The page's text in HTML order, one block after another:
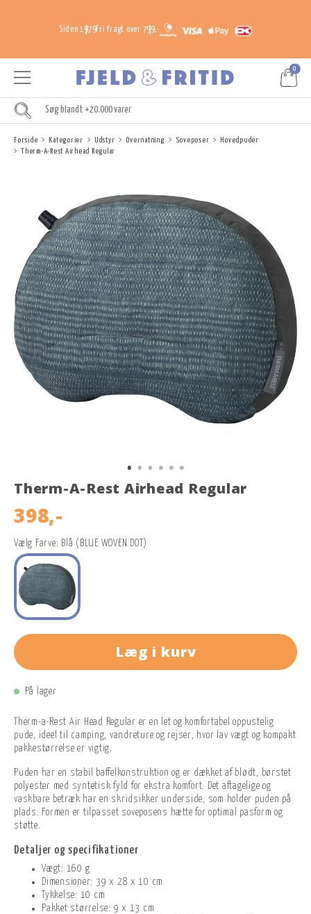
Siden 1979Fri fragt over 799,-
0
Forside Kategorier Udstyr Overnatning Soveposer
Hovedpuder
Therm-A-Rest Airhead Regular
Therm-A-Rest Airhead Regular
398,-
Vælg Farve: Blå (BLUE WOVEN DOT)
Læg i kurv
På lager
Therm-a-Rest Air Head Regular er en let og komfortabel oppustelig
pude, ideel til camping, vandreture og rejser, hvor lav vægt og kompakt
pakkestørrelse er vigtig.
Puden har en stabil baffelkonstruktion og er dækket af blødt, børstet
polyester med syntetisk fyld for ekstra komfort. Det aftagelige og
vaskbare betræk har en skridsikker underside, som holder puden på
plads. Formen er tilpasset soveposens hætte for optimal pasform og
støtte.
Detaljer og specifikationer
Vægt: 160 g
Dimensioner: 39 x 28 x 10 cm
Tykkelse: 10 cm
Pakket størrelse: 9 x 13 cm